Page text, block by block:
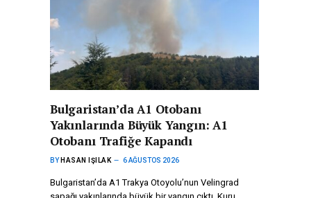
Bulgaristan’da A1 Otobanı
Yakınlarında Büyük Yangın: A1
Otobanı Trafiğe Kapandı
BY HASAN IŞILAK 6 AĞUSTOS 2026
Bulgaristan’da A1 Trakya Otoyolu’nun Velingrad